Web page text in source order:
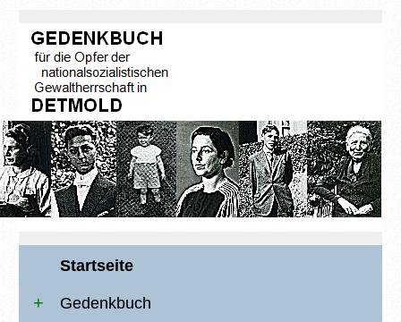
Startseite
Gedenkbuch